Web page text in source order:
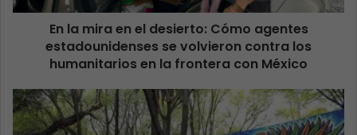
En la mira en el desierto: Cómo agentes
estadounidenses se volvieron contra los
humanitarios en la frontera con México